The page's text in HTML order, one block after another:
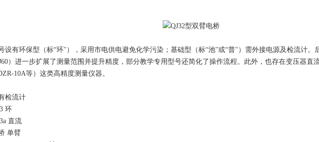
设有环保型（标“环"），采用市电供电避免化学污染；基础型（标“池"或“普"）需外接电源及检流计。
）进一步扩展了测量范围并提升精度，部分教学专用型号还简化了操作流程。此外，也存在变压器直
10A等）这类高精度测量仪器。
检流计
环
直流
单臂